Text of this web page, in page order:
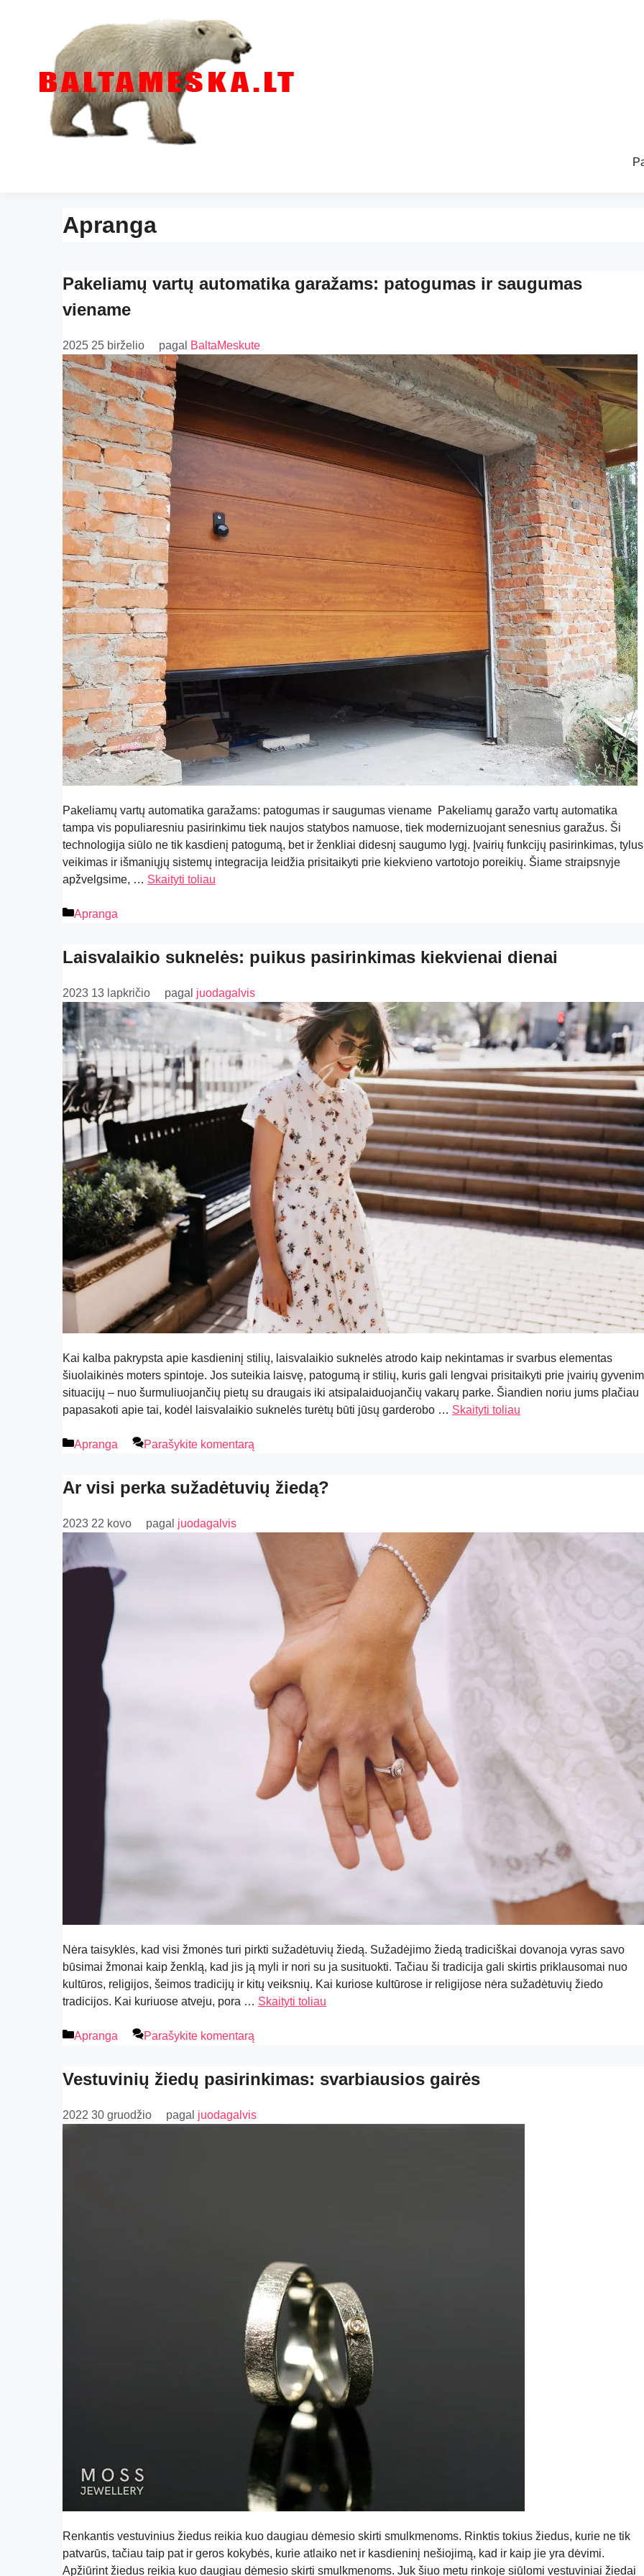
Apranga
Pakeliamų vartų automatika garažams: patogumas ir saugumas
viename
2025 25 birželio pagal BaltaMeskute
Pakeliamų vartų automatika garažams: patogumas ir saugumas viename Pakeliamų garažo vartų automatika
tampa vis populiaresniu pasirinkimu tiek naujos statybos namuose, tiek modernizuojant senesnius garažus. Ši
technologija siūlo ne tik kasdienį patogumą, bet ir ženkliai didesnį saugumo lygį. Įvairių funkcijų pasirinkimas, tylus
veikimas ir išmaniųjų sistemų integracija leidžia prisitaikyti prie kiekvieno vartotojo poreikių. Šiame straipsnyje
apžvelgsime, … Skaityti toliau
Apranga
Laisvalaikio suknelės: puikus pasirinkimas kiekvienai dienai
2023 13 lapkričio pagal juodagalvis
Kai kalba pakrypsta apie kasdieninį stilių, laisvalaikio suknelės atrodo kaip nekintamas ir svarbus elementas
šiuolaikinės moters spintoje. Jos suteikia laisvę, patogumą ir stilių, kuris gali lengvai prisitaikyti prie įvairių
situacijų – nuo šurmuliuojančių pietų su draugais iki atsipalaiduojančių vakarų parke. Šiandien noriu jums plačiau
papasakoti apie tai, kodėl laisvalaikio suknelės turėtų būti jūsų garderobo … Skaityti toliau
Apranga Parašykite komentarą
Ar visi perka sužadėtuvių žiedą?
2023 22 kovo pagal juodagalvis
Nėra taisyklės, kad visi žmonės turi pirkti sužadėtuvių žiedą. Sužadėjimo žiedą tradiciškai dovanoja vyras savo
būsimai žmonai kaip ženklą, kad jis ją myli ir nori su ja susituokti. Tačiau ši tradicija gali skirtis priklausomai nuo
kultūros, religijos, šeimos tradicijų ir kitų veiksnių. Kai kuriose kultūrose ir religijose nėra sužadėtuvių žiedo
tradicijos. Kai kuriuose atveju, pora … Skaityti toliau
Apranga Parašykite komentarą
Vestuvinių žiedų pasirinkimas: svarbiausios gairės
2022 30 gruodžio pagal juodagalvis
Renkantis vestuvinius žiedus reikia kuo daugiau dėmesio skirti smulkmenoms. Rinktis tokius žiedus, kurie ne tik
patvarūs, tačiau taip pat ir geros kokybės, kurie atlaiko net ir kasdieninį nešiojimą, kad ir kaip jie yra dėvimi.
Apžiūrint žiedus reikia kuo daugiau dėmesio skirti smulkmenoms. Juk šiuo metu rinkoje siūlomi vestuviniai žiedai